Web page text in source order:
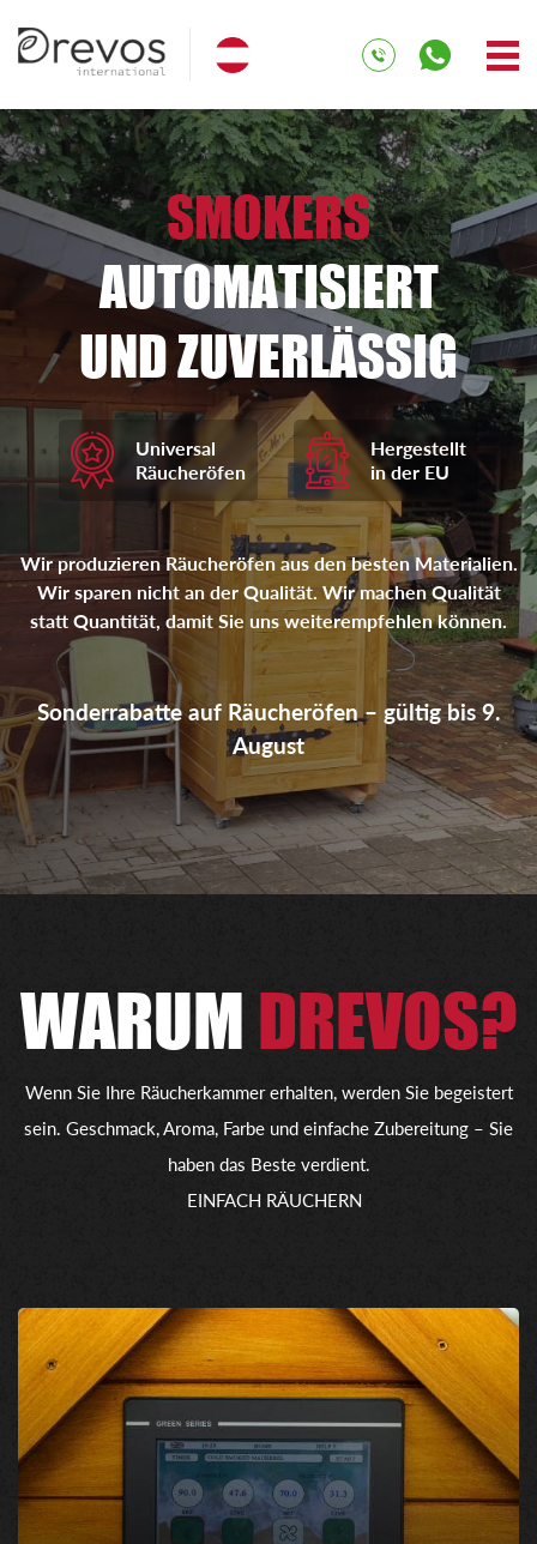
SMOKERS
AUTOMATISIERT
UND ZUVERLÄSSIG
Universal
Räucheröfen
Hergestellt
in der EU
Wir produzieren Räucheröfen aus den besten Materialien.
Wir sparen nicht an der Qualität. Wir machen Qualität
statt Quantität, damit Sie uns weiterempfehlen können.
Sonderrabatte auf Räucheröfen – gültig bis 9.
August
WARUM DREVOS?
Wenn Sie Ihre Räucherkammer erhalten, werden Sie begeistert
sein. Geschmack, Aroma, Farbe und einfache Zubereitung – Sie
haben das Beste verdient.
EINFACH RÄUCHERN